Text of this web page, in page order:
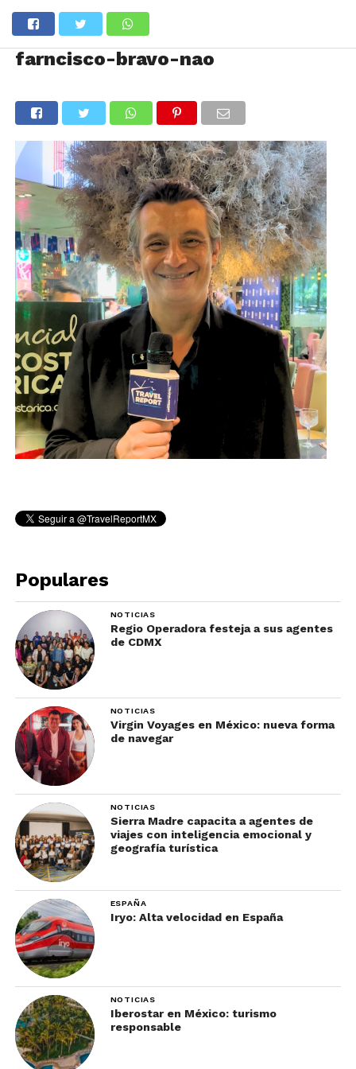
farncisco-bravo-nao
Populares
NOTICIAS
Regio Operadora festeja a sus agentes
de CDMX
NOTICIAS
Virgin Voyages en México: nueva forma
de navegar
NOTICIAS
Sierra Madre capacita a agentes de
viajes con inteligencia emocional y
geografía turística
ESPAÑA
Iryo: Alta velocidad en España
NOTICIAS
Iberostar en México: turismo
responsable